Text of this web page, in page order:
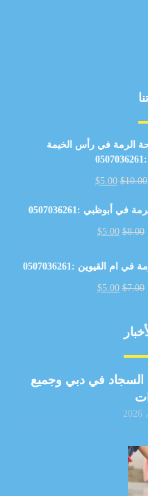
الرمة في رأس الخيمة
:0507036261
$10.00
$5.00
أبوظبي :0507036261
$8.00
$5.00
القيوين :0507036261
$7.00
$5.00
في دبي وجميع